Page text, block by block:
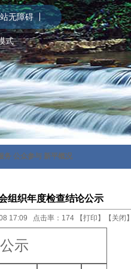
无障碍
式
务 公众参与 新平概况
组织年度检查结论公示
17:09 点击率： 174【打印 】【 关闭
示